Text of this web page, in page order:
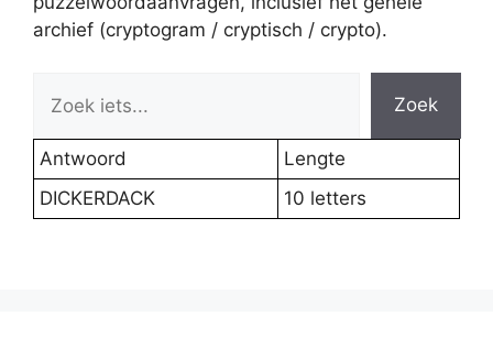
archief (cryptogram / cryptisch / crypto).
Zoek
Antwoord
Lengte
DICKERDACK
10 letters